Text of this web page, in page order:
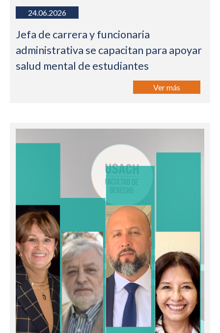
24.06.2026
Jefa de carrera y funcionaria
administrativa se capacitan para apoyar
salud mental de estudiantes
Ver más